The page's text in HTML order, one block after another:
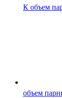
К объем
объем